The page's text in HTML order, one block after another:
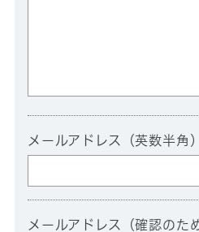
メールアドレス（英数半角）
メールアドレス（確認のた